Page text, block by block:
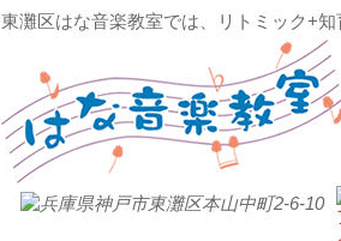
東灘区はな音楽教室では、リトミック+